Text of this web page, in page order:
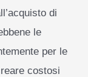
di
le
per le
costosi